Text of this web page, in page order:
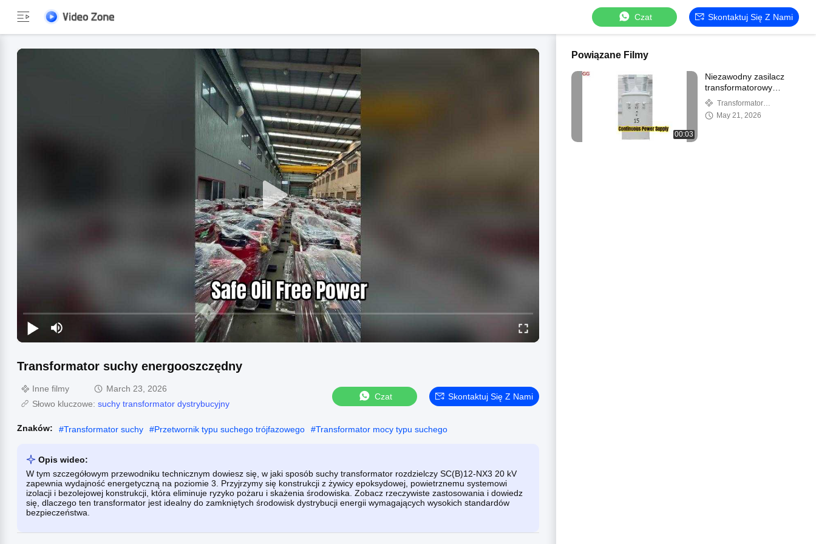
Czat Skontaktuj Się Z Nami
Transformator suchy energooszczędny
Inne filmy
March 23, 2026
Słowo kluczowe: suchy transformator dystrybucyjny
Czat Skontaktuj Się Z Nami
Znaków: #Transformator suchy #Przetwornik typu suchego trójfazowego #Transformator mocy typu suchego
Opis wideo:
W tym szczegółowym przewodniku technicznym dowiesz się, w jaki sposób suchy transformator rozdzielczy SC(B)12-NX3 20 kV
zapewnia wydajność energetyczną na poziomie 3. Przyjrzymy się konstrukcji z żywicy epoksydowej, powietrznemu systemowi
izolacji i bezolejowej konstrukcji, która eliminuje ryzyko pożaru i skażenia środowiska. Zobacz rzeczywiste zastosowania i dowiedz
się, dlaczego ten transformator jest idealny do zamkniętych środowisk dystrybucji energii wymagających wysokich standardów
bezpieczeństwa.
Powiązane Filmy
00:03
Niezawodny zasilacz
transformatorowy
montowany na słupie
Transformator
dystrybucyjny montowany
May 21, 2026